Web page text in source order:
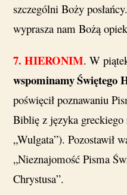
szczególni Boży
wyprasza nam Bożą
7.HIERONIM. W
wspominamyŚwiętego
poświęcił poznawaniu
Biblię z języka greckiego
„Wulgata”). Pozostawił
„Nieznajomość Pisma
Chrystusa”.